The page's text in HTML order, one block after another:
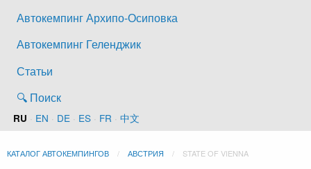
Автокемпинг Архипо-Осиповка
Автокемпинг Геленджик
Статьи
🔍 Поиск
RU · EN · DE · ES · FR · 中文
КАТАЛОГ АВТОКЕМПИНГОВ АВСТРИЯ STATE OF VIENNA